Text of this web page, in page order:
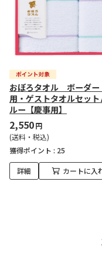
おぼろタオル ボーダ
用・ゲストタオルセッ
ルー【慶事用】
2,550円
(送料・税込)
獲得ポイント : 25
詳細 カートに入